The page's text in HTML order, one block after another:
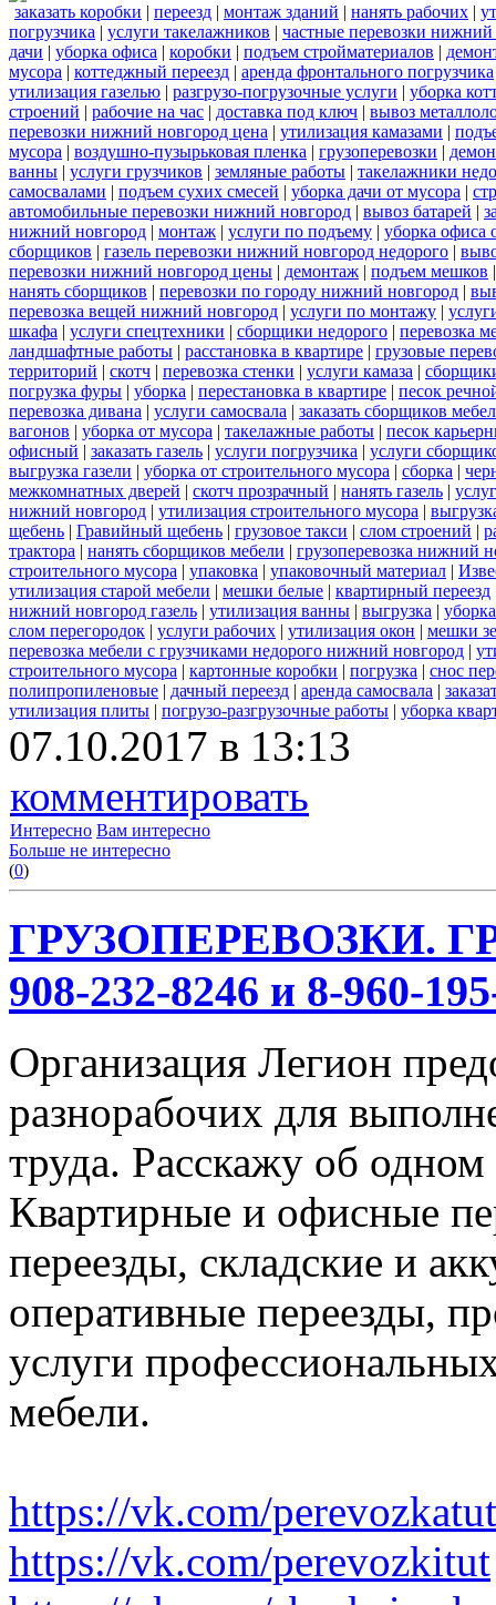
заказать коробки | переезд | монтаж зданий | нанять рабочих |
погрузчика | услуги такелажников | частные перевозки нижний
дачи | уборка офиса | коробки | подъем стройматериалов |
мусора | коттеджный переезд | аренда фронтального погрузчика
утилизация газелью | разгрузо-погрузочные услуги | уборка
строений | рабочие на час | доставка под ключ | вывоз
перевозки нижний новгород цена | утилизация камазами |
мусора | воздушно-пузырьковая пленка | грузоперевозки |
ванны | услуги грузчиков | земляные работы | такелажники
самосвалами | подъем сухих смесей | уборка дачи от мусора |
автомобильные перевозки нижний новгород | вывоз батарей |
нижний новгород | монтаж | услуги по подъему | уборка офиса
сборщиков | газель перевозки нижний новгород недорого |
перевозки нижний новгород цены | демонтаж | подъем мешков
нанять сборщиков | перевозки по городу нижний новгород |
перевозка вещей нижний новгород | услуги по монтажу |
шкафа | услуги спецтехники | сборщики недорого | перевозка
ландшафтные работы | расстановка в квартире | грузовые
территорий | скотч | перевозка стенки | услуги камаза |
погрузка фуры | уборка | перестановка в квартире | песок
перевозка дивана | услуги самосвала | заказать сборщиков
вагонов | уборка от мусора | такелажные работы | песок
офисный | заказать газель | услуги погрузчика | услуги
выгрузка газели | уборка от строительного мусора | сборка |
межкомнатных дверей | скотч прозрачный | нанять газель |
нижний новгород | утилизация строительного мусора |
щебень | Гравийный щебень | грузовое такси | слом строений |
трактора | нанять сборщиков мебели | грузоперевозка нижний
строительного мусора | упаковка | упаковочный материал |
утилизация старой мебели | мешки белые | квартирный переезд
нижний новгород газель | утилизация ванны | выгрузка |
слом перегородок | услуги рабочих | утилизация окон | мешки
перевозка мебели с грузчиками недорого нижний новгород |
строительного мусора | картонные коробки | погрузка | снос
полипропиленовые | дачный переезд | аренда самосвала |
утилизация плиты | погрузо-разгрузочные работы | уборка
07.10.2017 в 13:13
комментировать
Интересно Вам интересно
Больше не интересно
(0)
ГРУЗОПЕРЕВОЗКИ.
908-232-8246 и 8-960-
Организация Легион
разнорабочих для
труда. Расскажу об
Квартирные и офисные
переезды, складские и
оперативные переезды,
услуги
мебели.
https://vk.com/perevozkatut
https://vk.com/perevozkitut